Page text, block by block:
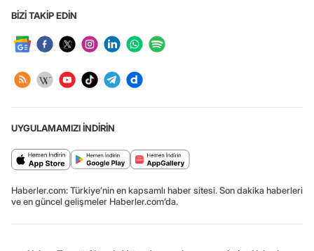
BİZİ TAKİP EDİN
UYGULAMAMIZI İNDİRİN
Haberler.com: Türkiye’nin en kapsamlı haber sitesi. Son dakika haberleri
ve en güncel gelişmeler Haberler.com’da.